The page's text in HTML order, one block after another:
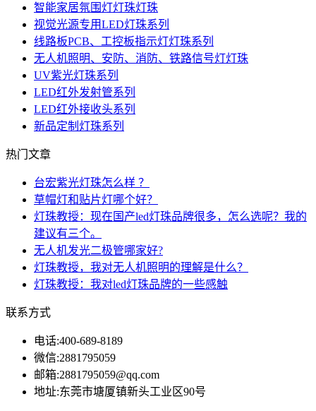
智能家居氛围灯灯珠灯珠
视觉光源专用LED灯珠系列
线路板PCB、工控板指示灯灯珠系列
无人机照明、安防、消防、铁路信号灯灯珠
UV紫光灯珠系列
LED红外发射管系列
LED红外接收头系列
新品定制灯珠系列
热门文章
台宏紫光灯珠怎么样 ？
草帽灯和贴片灯哪个好？
灯珠教授：现在国产led灯珠品牌很多，怎么选呢？我的
建议有三个。
无人机发光二极管哪家好?
灯珠教授，我对无人机照明的理解是什么？
灯珠教授：我对led灯珠品牌的一些感触
联系方式
电话:400-689-8189
微信:2881795059
邮箱:2881795059@qq.com
地址:东莞市塘厦镇新头工业区90号